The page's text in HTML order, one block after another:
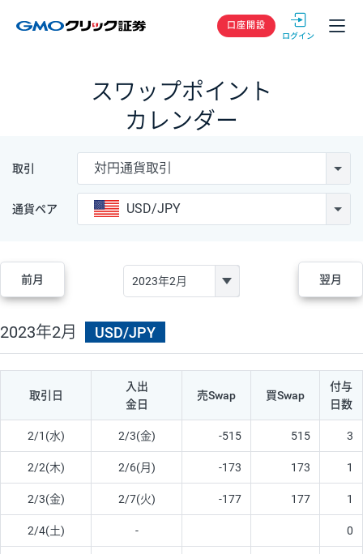
GMOクリック
口座開設
スワップポイント
カレンダー
取引 対円通貨取引
通貨ペア USD/JPY
前月 翌月
2023年2月 USD/JPY
取引日
入出
金日
売Swap 買Swap
付与
日数
2/1(水) 2/3(金) -515 515 3
2/2(木) 2/6(月) -173 173 1
2/3(金) 2/7(火) -177 177 1
2/4(土) - 0